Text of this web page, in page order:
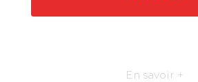
En savoir +